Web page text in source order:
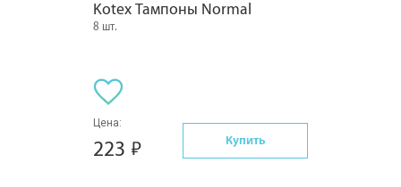
Kotex Тампоны Normal
8 шт.
Цена:
223 Купить